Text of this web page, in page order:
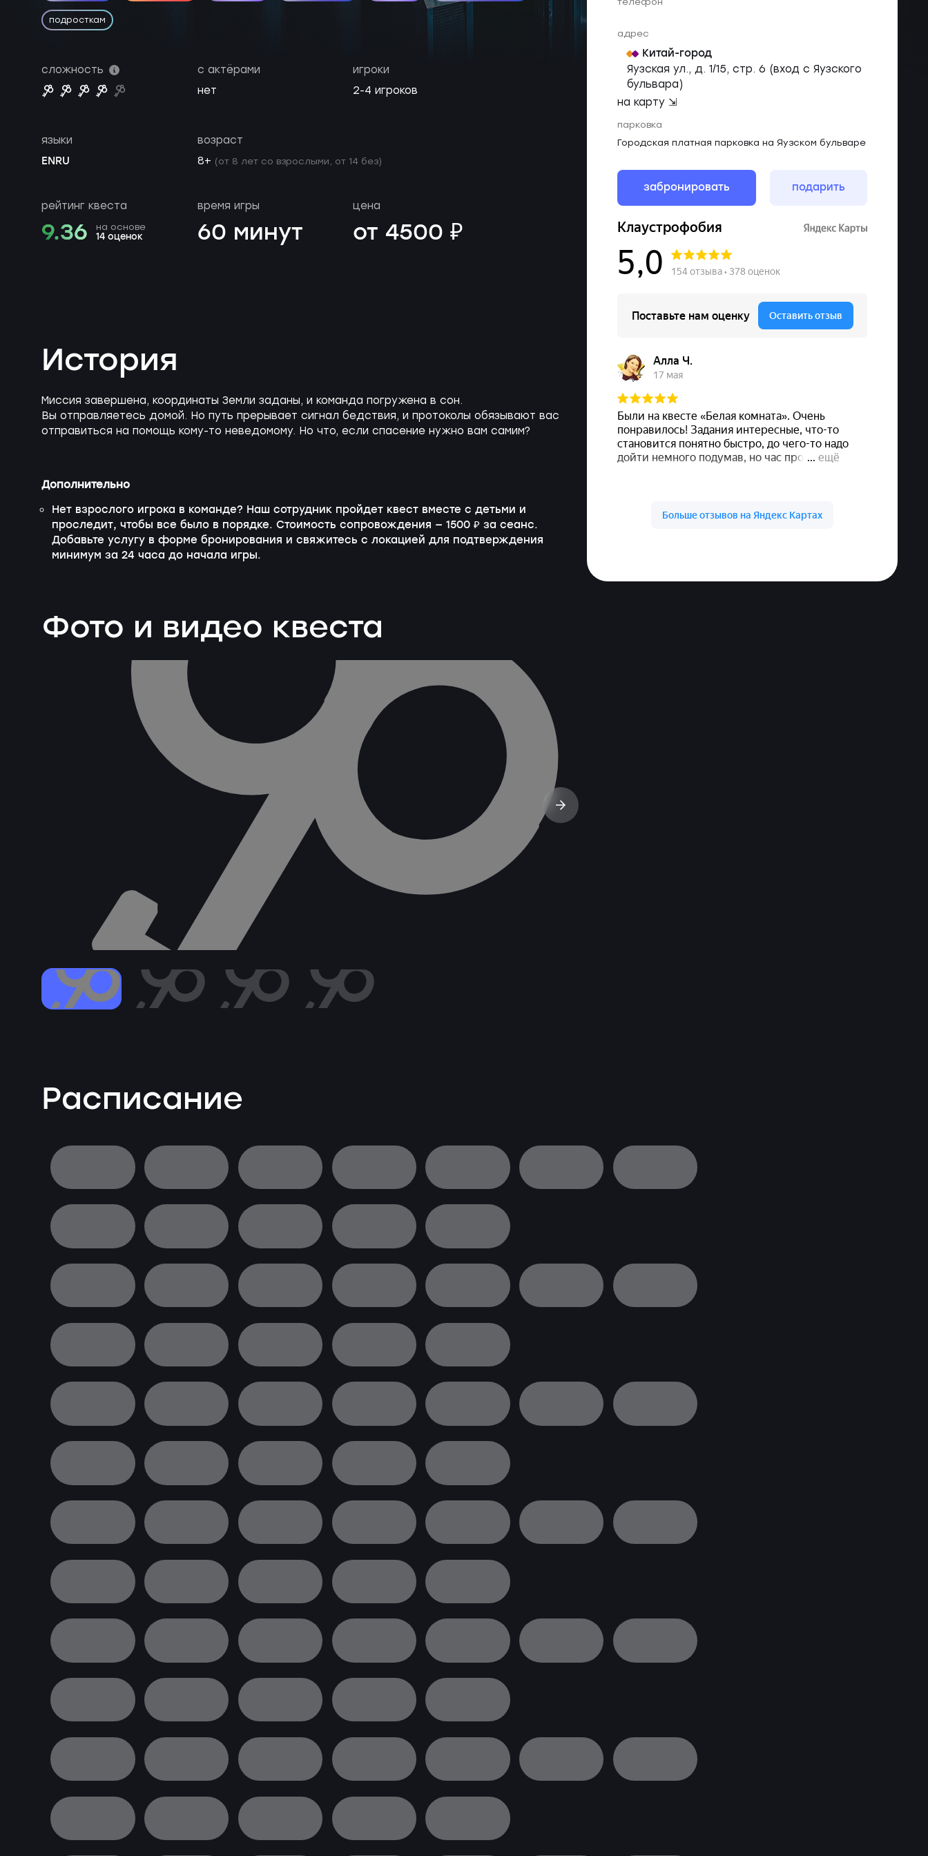
подросткам
адрес
Китай-город
Яузская ул., д. 1/15, стр. 6 (вход с Яузского
бульвара)
на карту ⇲
парковка
Городская платная парковка на Яузском бульваре
забронировать подарить
сложность
с актёрами
нет
игроки
2-4 игроков
языки
ENRU
возраст
8+ (от 8 лет со взрослыми, от 14 без)
рейтинг квеста
9.36 на основе
14 оценок
время игры
60 минут
цена
от 4500 ₽
История
Миссия завершена, координаты Земли заданы, и команда погружена в сон.
Вы отправляетесь домой. Но путь прерывает сигнал бедствия, и протоколы обязывают вас
отправиться на помощь кому-то неведомому. Но что, если спасение нужно вам самим?
Дополнительно
Нет взрослого игрока в команде? Наш сотрудник пройдет квест вместе с детьми и
проследит, чтобы все было в порядке. Стоимость сопровождения — 1500 ₽ за сеанс.
Добавьте услугу в форме бронирования и свяжитесь с локацией для подтверждения
минимум за 24 часа до начала игры.
Фото и видео квеста
Расписание